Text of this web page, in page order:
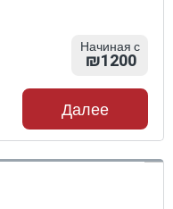
Начиная с
₪1200
Далее